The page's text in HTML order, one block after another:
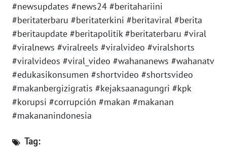
#newsupdates #news24 #beritahariini
#beritaterbaru #beritaterkini #beritaviral #berita
#beritaupdate #beritapolitik #beritaterbaru #viral
#viralnews #viralreels #viralvideo #viralshorts
#viralvideos #viral_video #wahananews #wahanatv
#edukasikonsumen #shortvideo #shortsvideo
#makanbergizigratis #kejaksaanagungri #kpk
#korupsi #corrupción #makan #makanan
#makananindonesia
Tag:
BENGKULU
WN
LAMPUNG
WN
JATENG
NUSANTARA